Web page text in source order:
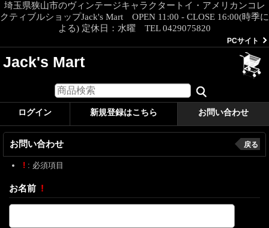
埼玉県狭山市のヴィンテージキャラクタートイ・アメリカンコレ
クティブルショップJack's Mart OPEN 11:00 - CLOSE 16:00(時季に
よる) 定休日：水曜 TEL 0429075820
PCサイト
Jack's Mart
ログイン 新規登録はこちら お問い合わせ
お問い合わせ 戻る
! : 必須項目
お名前 !